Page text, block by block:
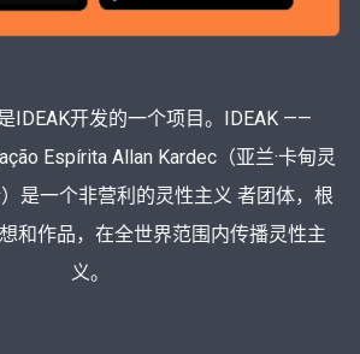
IDEAK开发的一个项目。IDEAK ——
Espírita Allan Kardec（亚兰·卡甸灵
是一个非营利的灵性主义 者团体，根
和作品，在全世界范围内传播灵性主
义。